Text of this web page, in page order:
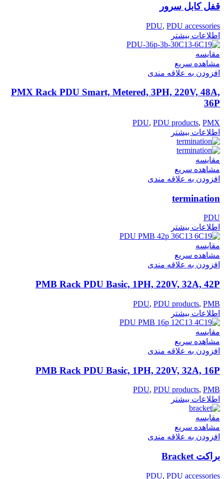
قفل کابل سرور
PDU, PDU accessories
اطلاعات بیشتر
مقایسه
مشاهده سریع
افزودن به علاقه مندی
PMX Rack PDU Smart, Metered, 3PH, 220V, 48A,
36P
PDU, PDU products, PMX
اطلاعات بیشتر
مقایسه
مشاهده سریع
افزودن به علاقه مندی
termination
PDU
اطلاعات بیشتر
مقایسه
مشاهده سریع
افزودن به علاقه مندی
PMB Rack PDU Basic, 1PH, 220V, 32A, 42P
PDU, PDU products, PMB
اطلاعات بیشتر
مقایسه
مشاهده سریع
افزودن به علاقه مندی
PMB Rack PDU Basic, 1PH, 220V, 32A, 16P
PDU, PDU products, PMB
اطلاعات بیشتر
مقایسه
مشاهده سریع
افزودن به علاقه مندی
براکت Bracket
PDU, PDU accessories